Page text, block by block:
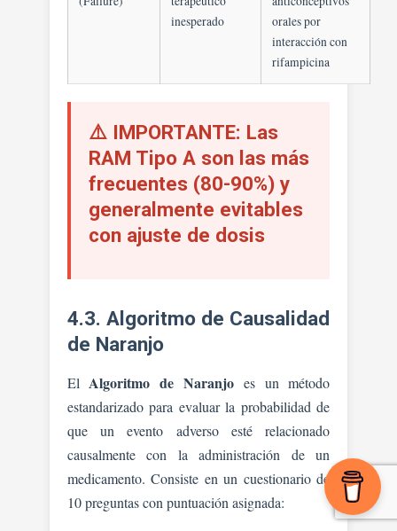
inesperado
orales por
interacción con
rifampicina
⚠️ IMPORTANTE: Las
RAM Tipo A son las más
frecuentes (80-90%) y
generalmente evitables
con ajuste de dosis
4.3. Algoritmo de Causalidad
de Naranjo
El Algoritmo de Naranjo es un método
estandarizado para evaluar la probabilidad de
que un evento adverso esté relacionado
causalmente con la administración de un
medicamento. Consiste en un cuestionario de
10 preguntas con puntuación asignada: